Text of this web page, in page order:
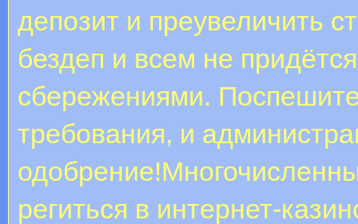
депозит и преувеличить
бездеп и всем не
сбережениями.
требования, и
региться в интернет-